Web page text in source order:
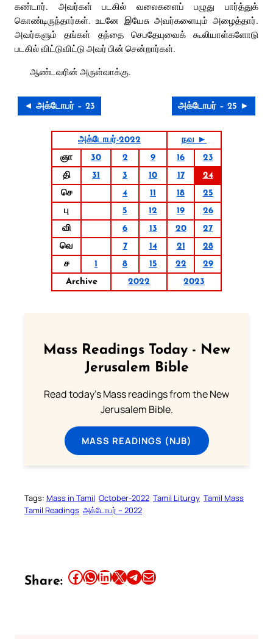
கண்டார். அவர்கள் படகில் வலைகளைப் பழுது பார்த்துக்
கொண்டிருந்தார்கள். உடனே இயேசு அவர்களையும் அழைத்தார்.
அவர்களும் தங்கள் தந்தை செபதேயுவைக் கூலியாள்களோடு
படகில் விட்டுவிட்டு அவர் பின் சென்றார்கள்.
ஆண்டவரின் அருள்வாக்கு.
◄ அக்டோபர் – 23 அக்டோபர் – 25 ►
அக்டோபர்-2022
நவ ►
ஞா
30 2 9 16
23
தி
31 3 10 17
24
செ
4 11 18
25
பு
5 12 19
26
வி
6 13 20
27
வெ
7 14 21
28
ச
1 8 15 22
29
Archive
2022 2023
Mass Readings Today - New
Jerusalem Bible
Read today's Mass readings from the New
Jerusalem Bible.
MASS READINGS (NJB)
Tags: Mass in Tamil October-2022 Tamil Liturgy Tamil Mass
Tamil Readings அக்டோபர் – 2022
Share: Share this article on Facebook Share this article on WhatsApp Share this article on LinkedIn Share this article on X Share this article on TelegramEmail this Article